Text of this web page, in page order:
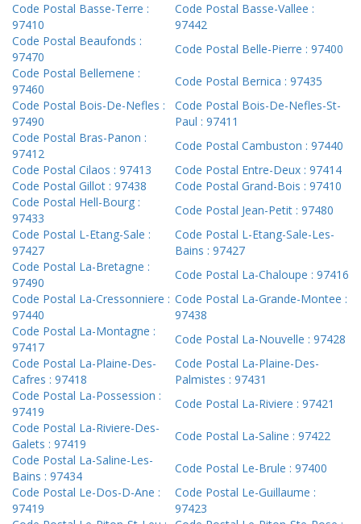
Code Postal Basse-Terre :
97410
Code Postal Basse-Vallee :
97442
Code Postal Beaufonds :
97470
Code Postal Belle-Pierre : 97400
Code Postal Bellemene :
97460
Code Postal Bernica : 97435
Code Postal Bois-De-Nefles :
97490
Code Postal Bois-De-Nefles-St-
Paul : 97411
Code Postal Bras-Panon :
97412
Code Postal Cambuston : 97440
Code Postal Cilaos : 97413
Code Postal Entre-Deux : 97414
Code Postal Gillot : 97438
Code Postal Grand-Bois : 97410
Code Postal Hell-Bourg :
97433
Code Postal Jean-Petit : 97480
Code Postal L-Etang-Sale :
97427
Code Postal L-Etang-Sale-Les-
Bains : 97427
Code Postal La-Bretagne :
97490
Code Postal La-Chaloupe : 97416
Code Postal La-Cressonniere :
97440
Code Postal La-Grande-Montee :
97438
Code Postal La-Montagne :
97417
Code Postal La-Nouvelle : 97428
Code Postal La-Plaine-Des-
Cafres : 97418
Code Postal La-Plaine-Des-
Palmistes : 97431
Code Postal La-Possession :
97419
Code Postal La-Riviere : 97421
Code Postal La-Riviere-Des-
Galets : 97419
Code Postal La-Saline : 97422
Code Postal La-Saline-Les-
Bains : 97434
Code Postal Le-Brule : 97400
Code Postal Le-Dos-D-Ane :
97419
Code Postal Le-Guillaume :
97423